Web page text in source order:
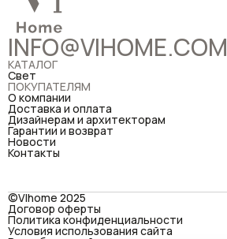
INFO@VIHOME.COM
КАТАЛОГ
Свет
ПОКУПАТЕЛЯМ
О компании
Доставка и оплата
Дизайнерам и архитекторам
Гарантии и возврат
Новости
Контакты
©VIhome 2025
Договор оферты
Политика конфиденциальности
Условия использования сайта